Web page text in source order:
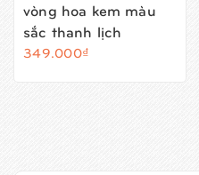
vòng hoa kem màu
sắc thanh lịch
349.000₫